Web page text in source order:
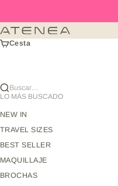
Atenea Beauty mx
Cesta
Buscar…
LO MÁS BUSCADO
NEW IN
TRAVEL SIZES
BEST SELLER
MAQUILLAJE
BROCHAS